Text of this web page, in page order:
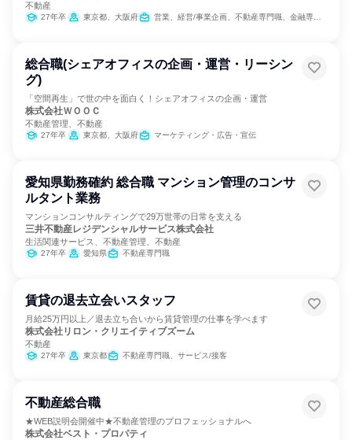
不動産
27年卒 東京都、大阪府 営業、経営/事業企画、不動産専門職、金融専門職、経理/税務/財務、人事、総務、法務/知財、IT、広報/IR
総合職(シェアオフィスの企画・運営・リーシン
グ)
「空間再生」で世の中を面白く！シェアオフィスの企画・運営
株式会社ＷＯＯＣ
不動産管理、不動産
27年卒 東京都、大阪府 マーケティング・広告・宣伝
愛知県勤務確約 総合職 マンション管理のコンサ
ルタント業務
マンションコンサルティングで29万世帯の日常を支える
三井不動産レジデンシャルサービス株式会社
生活関連サービス、不動産管理、不動産
27年卒 愛知県 不動産専門職
賃貸の退去立会いスタッフ
月給25万円以上／退去立ち合いから賃貸管理の仕事を学べます
株式会社リロン・クリエイティブズーム
不動産
27年卒 東京都 不動産専門職、サービス/接客
不動産総合職
★WEB説明会開催中★不動産管理のプロフェッショナルへ
株式会社ベスト・プロパティ